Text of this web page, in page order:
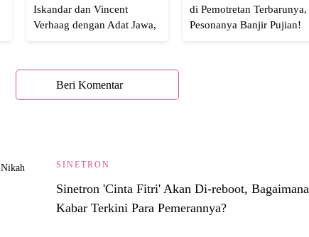
Iskandar dan Vincent
Verhaag dengan Adat Jawa,
di Pemotretan Terbarunya,
Pesonanya Banjir Pujian!
Beri Komentar
SINETRON
Sinetron 'Cinta Fitri' Akan Di-reboot, Bagaimana
Kabar Terkini Para Pemerannya?